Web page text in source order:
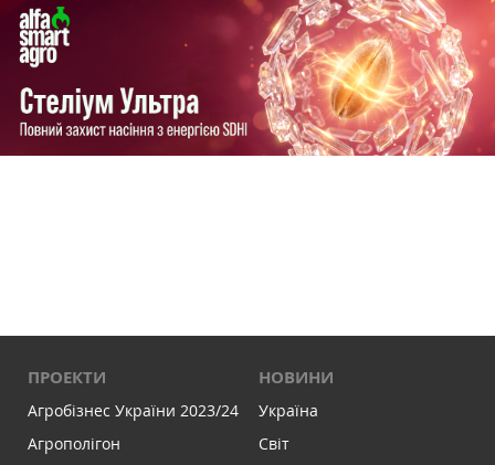
ПРОЕКТИ
Агробізнес України 2023/24
Агрополігон
НОВИНИ
Україна
Світ